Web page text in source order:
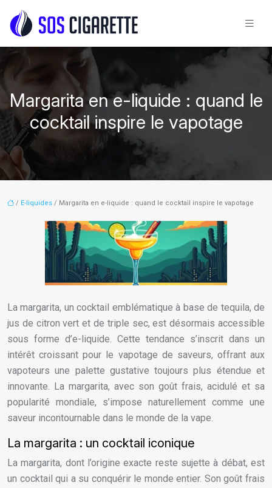
Margarita en e-liquide : quand le
cocktail inspire le vapotage
/ E-liquides / Margarita en e-liquide : quand le cocktail inspire le vapotage
La margarita, un cocktail emblématique à base de tequila, de
jus de citron vert et de triple sec, est désormais accessible
sous forme d’e-liquide. Cette tendance s’inscrit dans un
intérêt croissant pour le vapotage de saveurs, offrant aux
vapoteurs une palette gustative toujours plus étendue et
innovante. La margarita, avec son goût frais, acidulé et sa
popularité mondiale, s’impose naturellement comme une
saveur incontournable dans le monde de la vape.
La margarita : un cocktail iconique
La margarita, dont l’origine exacte reste sujette à débat, est
un cocktail qui a su conquérir le monde entier. Son goût frais